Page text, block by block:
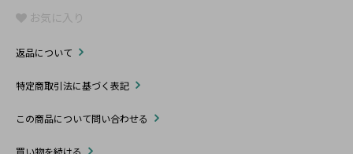
お気に入り
返品について
特定商取引法に基づく表記
この商品について問い合わせる
買い物を続ける